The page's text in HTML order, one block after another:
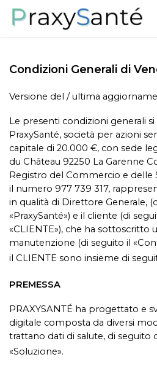
Passa al contenuto
Condizioni Generali di
Versione del / ultima
Le presenti condizioni generali
PraxySanté, società per azioni
capitale di 20.000 €, con sede
du Château 92250 La Garenne
Registro del Commercio e delle
il numero 977 739 317,
in qualità di Direttore Generale,
«PraxySanté») e il cliente (di
«CLIENTE»), che ha sottoscritto
manutenzione (di seguito il
il CLIENTE sono insieme di
PREMESSA
PRAXYSANTÉ ha progettato e
digitale composta da diversi
trattano dati di salute, di seguito
«Soluzione».